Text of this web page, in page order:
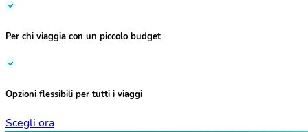
Per chi viaggia con un piccolo budget
Opzioni flessibili per tutti i viaggi
Scegli ora